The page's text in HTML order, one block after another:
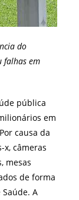
do
falhas em
pública
em
causa da
câmeras
mesas
de forma
A